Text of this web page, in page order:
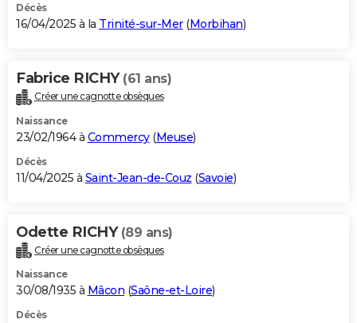
Décès
16/04/2025 à la Trinité-sur-Mer(Morbihan)
Fabrice RICHY (61 ans)
Créer une cagnotte obsèques
Naissance
23/02/1964 à Commercy(Meuse)
Décès
11/04/2025 à Saint-Jean-de-Couz (Savoie)
Odette RICHY (89 ans)
Créer une cagnotte obsèques
Naissance
30/08/1935 à Mâcon (Saône-et-Loire)
Décès